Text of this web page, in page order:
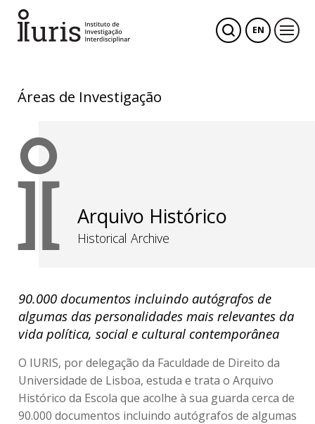
EN
Áreas de Investigação
Arquivo Histórico
Historical Archive
90.000 documentos incluindo autógrafos de
algumas das personalidades mais relevantes da
vida política, social e cultural contemporânea
O IURIS, por delegação da Faculdade de Direito da
Universidade de Lisboa, estuda e trata o Arquivo
Histórico da Escola que acolhe à sua guarda cerca de
90.000 documentos incluindo autógrafos de algumas